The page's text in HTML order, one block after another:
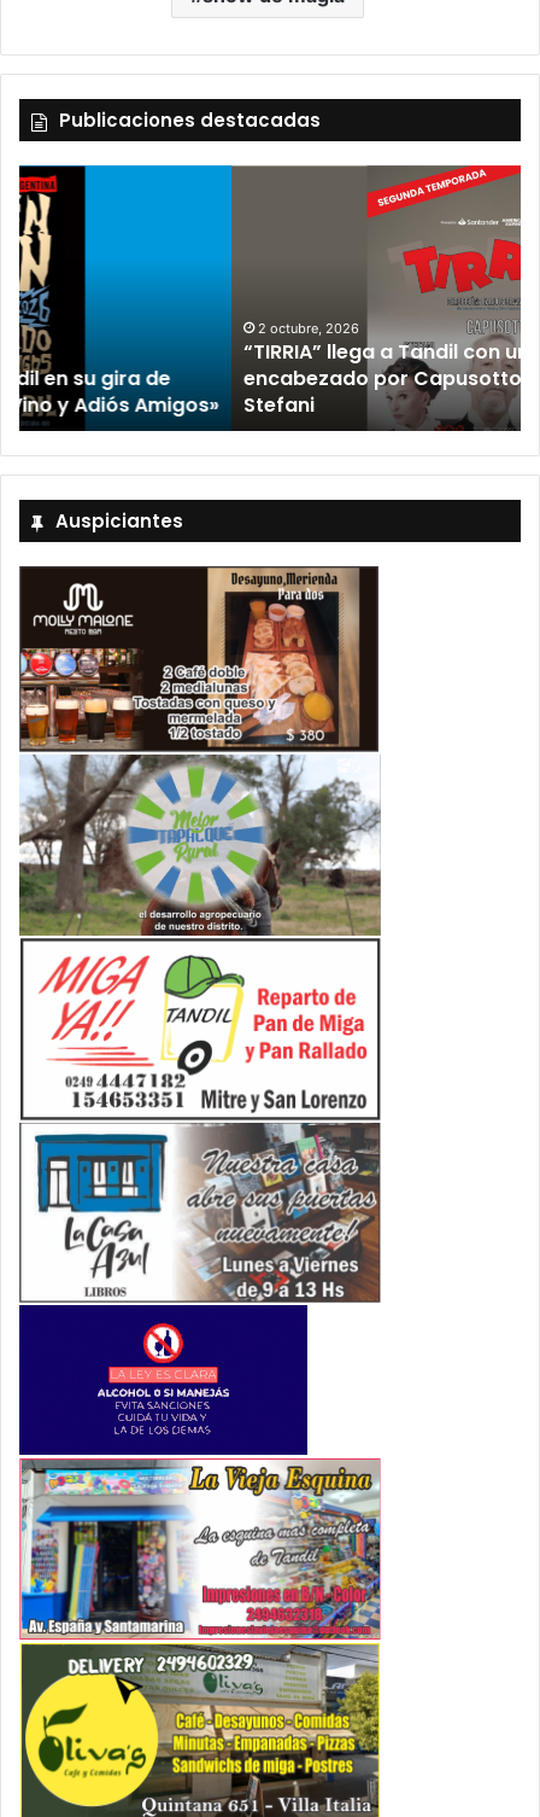
Publicaciones destacadas
2 octubre, 2026
“TIRRIA” llega a Tandil con un elenco de lujo
encabezado por Capusotto, Spregelburd y
Stefani
Auspiciantes